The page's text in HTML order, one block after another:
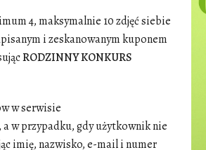
4, maksymalnie 10 zdjęć siebie
i zeskanowanym kuponem
RODZINNY KONKURS
w serwisie
a w przypadku, gdy użytkownik nie
imię, nazwisko, e-mail i numer